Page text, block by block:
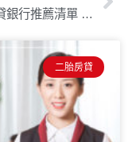
二胎房貸銀行推薦清單 新手必看！二胎利率最低、額度最高銀行大公開
二胎房貸